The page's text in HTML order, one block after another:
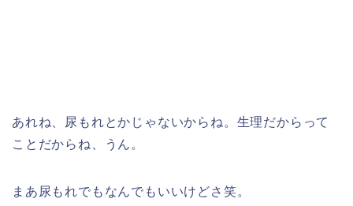
あれね、尿もれとかじゃないからね。生理だからって
ことだからね、うん。
まあ尿もれでもなんでもいいけどさ笑。